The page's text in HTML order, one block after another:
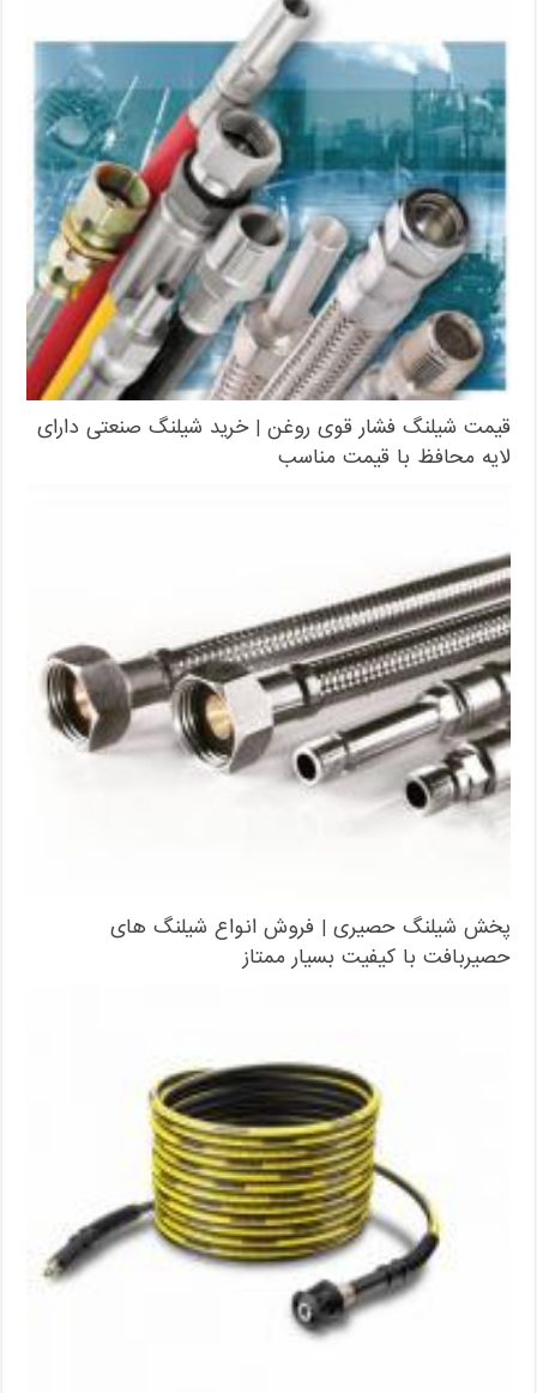
قیمت شیلنگ فشار قوی روغن | خرید شیلنگ صنعتی دارای
لایه محافظ با قیمت مناسب
پخش شیلنگ حصیری | فروش انواع شیلنگ های
حصیربافت با کیفیت بسیار ممتاز